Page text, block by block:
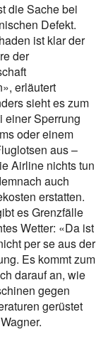
die Sache bei
Defekt.
ist klar der
der
erläutert
sieht es zum
einer Sperrung
oder einem
aus –
Airline nichts tun
auch
erstatten.
es Grenzfälle
Wetter: «Da ist
per se aus der
Es kommt zum
darauf an, wie
gegen
gerüstet